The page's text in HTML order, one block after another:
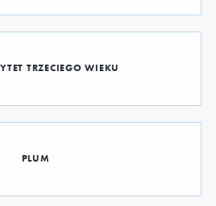
TRZECIEGO WIEKU
PLUM